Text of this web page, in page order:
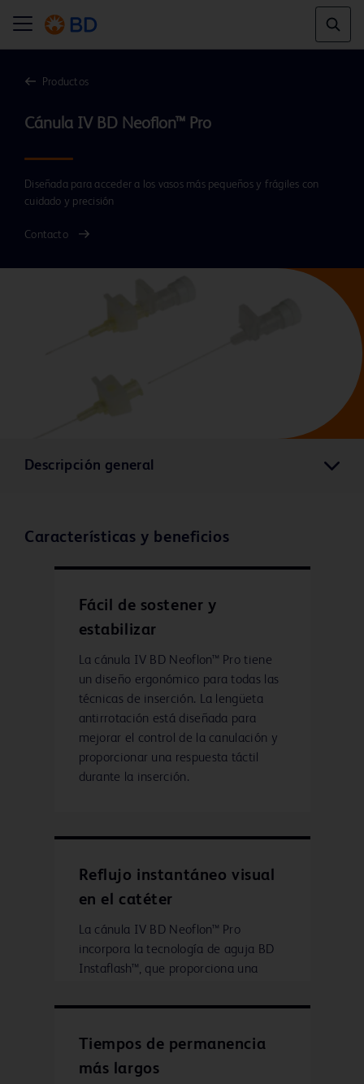
Productos
Diseñada para acceder a los vasos más pequeños y frágiles con
cuidado y precisión
Contacto
Descripción general
Características y beneficios
Fácil de sostener y
estabilizar
La cánula IV BD Neoflon™ Pro tiene
un diseño ergonómico para todas las
técnicas de inserción. La lengüeta
antirrotación está diseñada para
mejorar el control de la canulación y
proporcionar una respuesta táctil
durante la inserción.
Reflujo instantáneo visual
en el catéter
La cánula IV BD Neoflon™ Pro
incorpora la tecnología de aguja BD
Instaflash™, que proporciona una
entrada exitosa al vaso, lo que puede
inserción.
Tiempos de permanencia
más largos